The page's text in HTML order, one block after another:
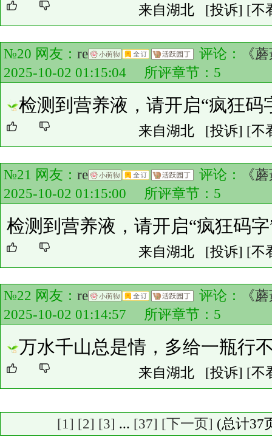
来自湖北 [投诉] [不
№20 网友： re 评论：
《
2025-10-02 01:15:04 所评章节： 5
检测到营养液，请开启“疯狂码
来自湖北 [投诉] [不
№21 网友： re 评论：
《
2025-10-02 01:15:00 所评章节： 5
检测到营养液，请开启“疯狂码
来自湖北 [投诉] [不
№22 网友： re 评论：
《
2025-10-02 01:14:57 所评章节： 5
万水千山总是情，多给一瓶行
来自湖北 [投诉] [不
[1] [2] [3] ... [37] [下一页] (总计37